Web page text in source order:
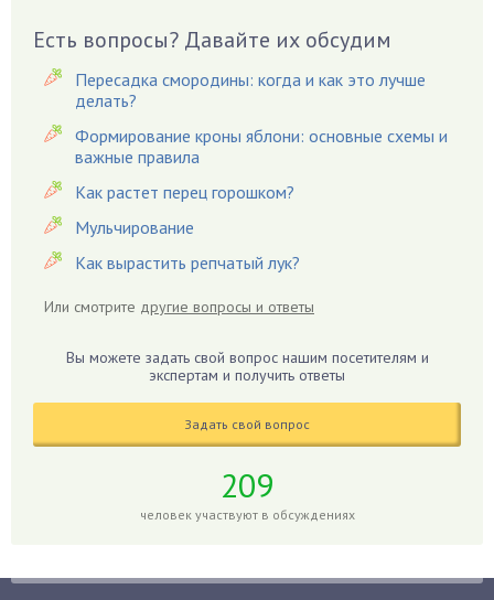
Вешенки
Виноград
Вредители
Гардения
Гацания
Гвоздики
Георгины
Гиацинт
Гладиолусы
Гранат
Есть вопросы? Давайте их обсудим
Пересадка смородины: когда и как это лучше
делать?
Формирование кроны яблони: основные схемы и
важные правила
Как растет перец горошком?
Мульчирование
Как вырастить репчатый лук?
Или смотрите другие вопросы и ответы
Вы можете задать свой вопрос нашим посетителям и
экспертам и получить ответы
Задать свой вопрос
209
человек участвуют в обсуждениях